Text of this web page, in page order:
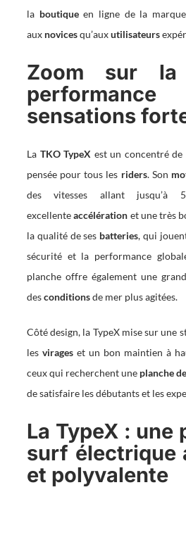
la boutiqueen ligne de la
aux novicesqu’auxutilisateurs
Zoom sur
sensations
La TKO TypeX est un concentré de
pensée pour tous les riders. Son
des vitesses allant jusqu’à
excellenteaccélération et une très
la qualité de ses batteries, qui
sécurité et la performance
planche offre également une
desconditionsde mer plus agitées.
Côté design, la TypeX mise sur une
les virages et un bon maintien à
ceux qui recherchent une planche
de satisfaire les débutants et les
La TypeX : une
surf électrique
et polyvalente